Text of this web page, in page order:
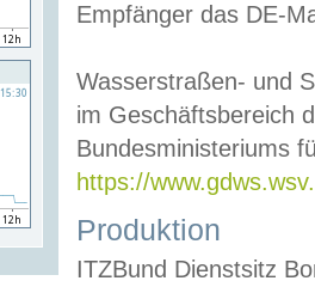
Empfänger das DE-
Wasserstraßen- und
im Geschäftsbereich
Bundesministeriums
https://
Produktion
ITZBund Dienstsitz